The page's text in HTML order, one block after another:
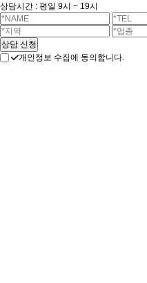
상담시간 : 평일 9시 ~ 19시
개인정보 수집에 동의합니다.